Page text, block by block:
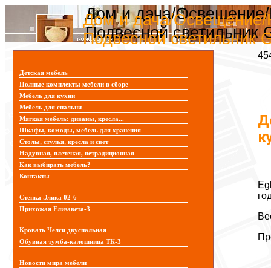
Дом и дача/Освещение/
Подвесной светильник
Дом и дача/Освещение/
Подвесной светильник
Детская мебель
Полные комплекты мебели в сборе
Мебель для кухни
Мебель для спальни
Мягкая мебель: диваны, кресла...
Шкафы, комоды, мебель для хранения
Столы, стулья, кресла и свет
Надувная, плетеная, нетрадиционная
Как выбирать мебель?
Контакты
Стенка Элика 02-6
Прихожая Елизавета-3
Кровать Челси двуспальная
Обувная тумба-калошница ТК-3
Новости мира мебели